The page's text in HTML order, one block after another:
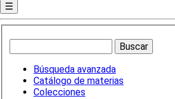
☰
Búsqueda avanzada
Catálogo de materias
Colecciones